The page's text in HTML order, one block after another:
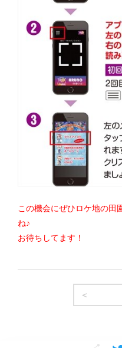
この機会にぜひロケ地の田
ね♪
お待ちしてます！